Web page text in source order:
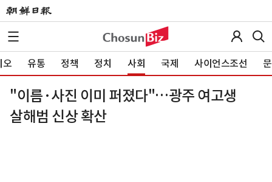
오 유통 정책 정치 사회 국제 사이언스조선
"이름·사진 이미 퍼졌다"…광주 여고생
살해범 신상 확산